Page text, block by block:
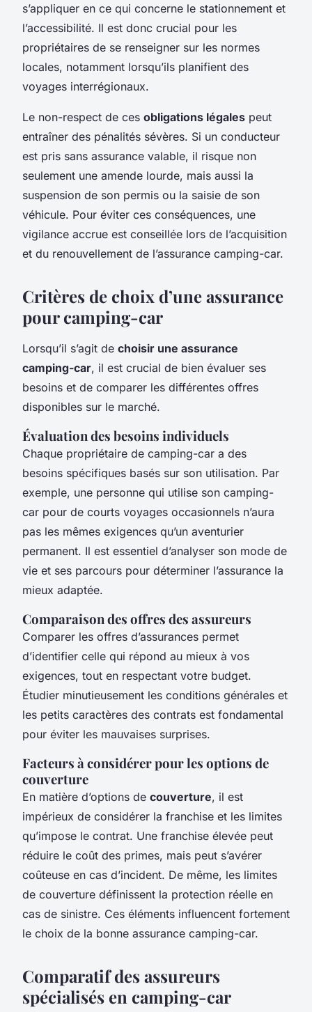
s’appliquer en ce qui concerne le stationnement et
l’accessibilité. Il est donc crucial pour les
propriétaires de se renseigner sur les normes
locales, notamment lorsqu’ils planifient des
voyages interrégionaux.
Le non-respect de ces obligations légales peut
entraîner des pénalités sévères. Si un conducteur
est pris sans assurance valable, il risque non
seulement une amende lourde, mais aussi la
suspension de son permis ou la saisie de son
véhicule. Pour éviter ces conséquences, une
vigilance accrue est conseillée lors de l’acquisition
et du renouvellement de l’assurance camping-car.
Critères de choix d’une assurance
pour camping-car
Lorsqu’il s’agit de choisir une assurance
camping-car, il est crucial de bien évaluer ses
besoins et de comparer les différentes offres
disponibles sur le marché.
Évaluation des besoins individuels
Chaque propriétaire de camping-car a des
besoins spécifiques basés sur son utilisation. Par
exemple, une personne qui utilise son camping-
car pour de courts voyages occasionnels n’aura
pas les mêmes exigences qu’un aventurier
permanent. Il est essentiel d’analyser son mode de
vie et ses parcours pour déterminer l’assurance la
mieux adaptée.
Comparaison des offres des assureurs
Comparer les offres d’assurances permet
d’identifier celle qui répond au mieux à vos
exigences, tout en respectant votre budget.
Étudier minutieusement les conditions générales et
les petits caractères des contrats est fondamental
pour éviter les mauvaises surprises.
Facteurs à considérer pour les options de
couverture
En matière d’options de couverture, il est
impérieux de considérer la franchise et les limites
qu’impose le contrat. Une franchise élevée peut
réduire le coût des primes, mais peut s’avérer
coûteuse en cas d’incident. De même, les limites
de couverture définissent la protection réelle en
cas de sinistre. Ces éléments influencent fortement
le choix de la bonne assurance camping-car.
Comparatif des assureurs
spécialisés en camping-car